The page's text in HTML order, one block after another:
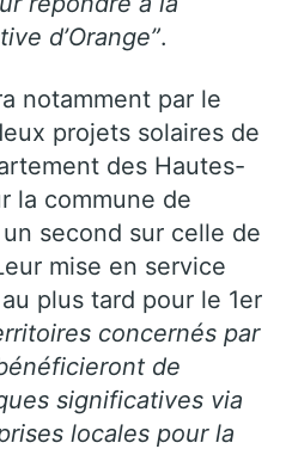
d’Orange”.
notamment par le
projets solaires de
des Hautes-
la commune de
un second sur celle de
mise en service
plus tard pour le 1er
concernés par
de
significatives via
locales pour la